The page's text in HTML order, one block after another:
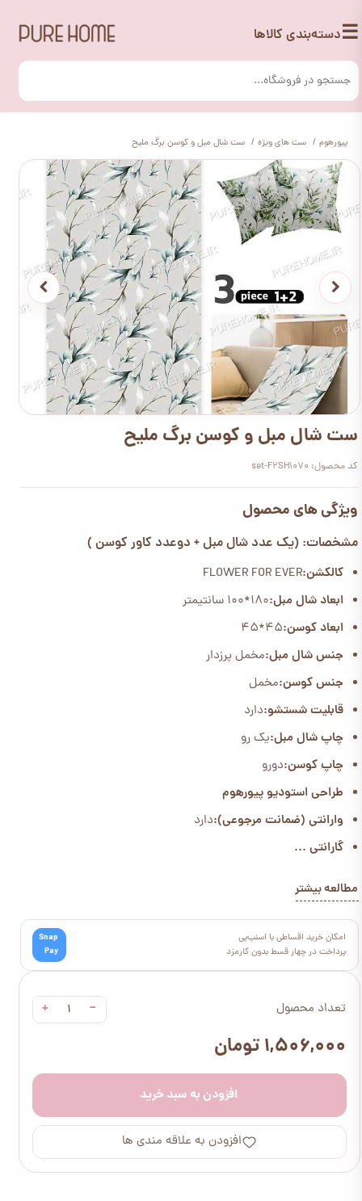
☰دسته‌بندی کالاها
پیورهوم ست های ویژه ست شال مبل و کوسن برگ ملیح
تعداد محصول −
+
۱,۵۰۶,۰۰۰ تومان
افزودن به سبد خرید
افزودن به علاقه مندی ها
ست شال مبل و کوسن برگ ملیح
کد محصول: set-F2SH1070
ویژگی های محصول
مشخصات: (یک عدد شال مبل + دوعدد کاور کوسن )
کالکشن:FLOWER FOR EVER
ابعاد شال مبل:۱۸۰*۱۰۰ سانتیمتر
ابعاد کوسن:45*45
جنس شال مبل:مخمل پرزدار
جنس کوسن:مخمل
قابلیت شستشو:دارد
چاپ شال مبل:یک رو
چاپ کوسن:دورو
طراحی استودیو پیورهوم
وارانتی (ضمانت مرجوعی):دارد
گارانتی ...
مطالعه بیشتر
امکان خرید اقساطی با اسنپ‌پی
پرداخت در چهار قسط بدون کارمزد
Snap
Pay